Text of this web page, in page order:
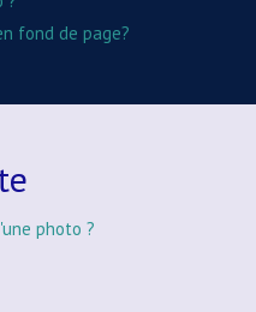
fond de page?
photo ?